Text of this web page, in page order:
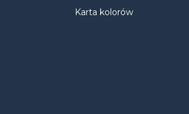
Karta kolorów